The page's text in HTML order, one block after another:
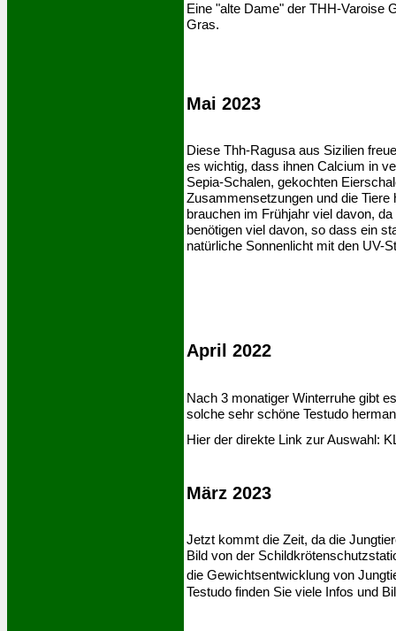
Eine "alte Dame" der THH-Varoise
Gras.
Mai 2023
Diese Thh-Ragusa aus Sizilien
es wichtig, dass ihnen Calcium in
Sepia-Schalen, gekochten
Zusammensetzungen und die
brauchen im Frühjahr viel davon,
benötigen viel davon, so dass ein
natürliche Sonnenlicht mit den UV-
April 2022
Nach 3 monatiger Winterruhe gibt
solche sehr schöne Testudo
Hier der direkte Link zur Auswahl:
März 2023
Jetzt kommt die Zeit, da die
Bild von der
die Gewichtsentwicklung von
Testudo finden Sie viele Infos und